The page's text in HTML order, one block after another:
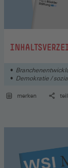
:
Demokratie /
merken